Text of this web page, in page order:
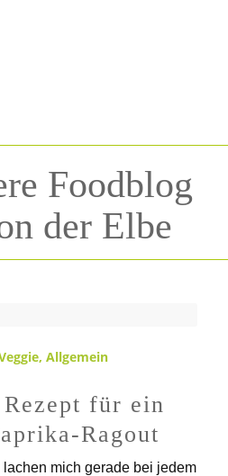
Foodblog
der Elbe
für:
,Allgemein
für ein
Ragout
mich gerade bei jedem